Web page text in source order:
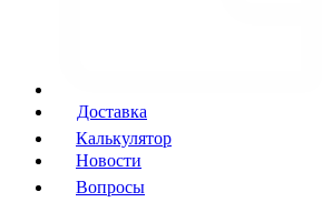
Доставка
Калькулятор
Новости
Вопросы